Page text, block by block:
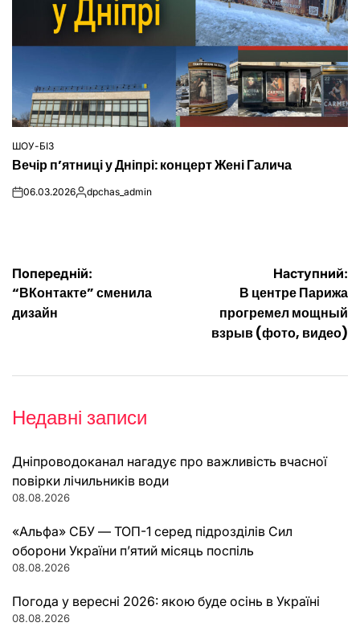
ОПУБЛІКУВАТИ
У
ШОУ-БІЗ
Вечір п’ятниці у Дніпрі: концерт Жені Галича
on06.03.2026Опубліковано
dpchas_admin
Навігація
записів
Попередній:
“ВКонтакте” сменила
дизайн
Наступний:
В центре Парижа
прогремел мощный
взрыв (фото, видео)
Недавні записи
Дніпроводоканал нагадує про важливість вчасної
повірки лічильників води
08.08.2026
«Альфа» СБУ — ТОП-1 серед підрозділів Сил
оборони України п’ятий місяць поспіль
08.08.2026
Погода у вересні 2026: якою буде осінь в Україні
08.08.2026